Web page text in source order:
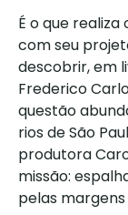
É o que
com seu
descobrir, em
Frederico
questão
rios de São
produtora
missão:
pelas margens